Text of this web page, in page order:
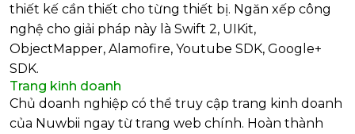
thiết kế cần thiết cho từng thiết bị. Ngăn xếp công
nghệ cho giải pháp này là Swift 2, UIKit,
ObjectMapper, Alamofire, Youtube SDK, Google+
SDK.
Trang kinh doanh
Chủ doanh nghiệp có thể truy cập trang kinh doanh
của Nuwbii ngay từ trang web chính. Hoàn thành